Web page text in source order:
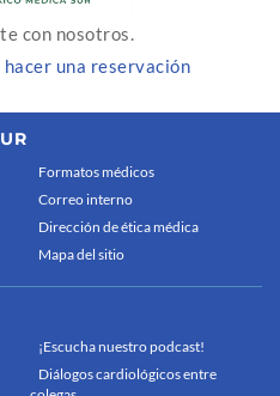
con nosotros.
una reservación
Formatos médicos
Correo interno
Dirección de ética médica
Mapa del sitio
¡Escucha nuestro podcast!
Diálogos cardiológicos entre